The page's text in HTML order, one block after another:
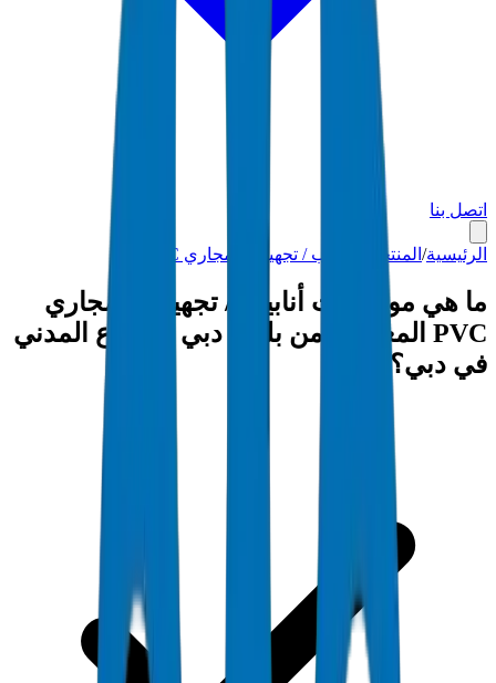
اتصل بنا
الرئيسية/ المنتجات أنابيب / تجهيزات مجاري PVC
ما هي مواصفات أنابيب / تجهيزات مجاري
PVC المعتمدة من بلدية دبي والدفاع المدني
في دبي؟